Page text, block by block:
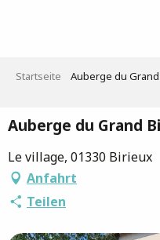
Startseite Auberge du
Auberge du Grand
Le village, 01330 Birieux
Anfahrt
Teilen